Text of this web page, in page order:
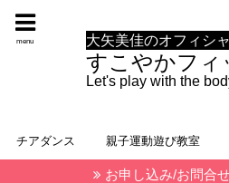
大矢美佳のオフィシ
すこやかフィ
Let's play with the
menu
チアダンス 親子運動遊び教室
お申し込み/お問合